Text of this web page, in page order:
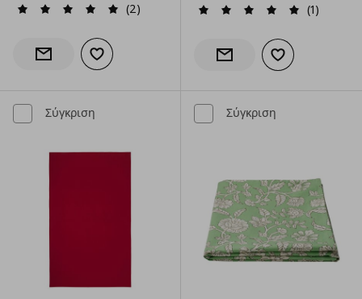
(2)
Ενημέρωση διαθεσιμότητας
Προσθήκη στα αγαπημένα
(1)
Ενημέρωση διαθεσιμότητας
Προσθήκη στα
Σύγκριση Σύγκριση